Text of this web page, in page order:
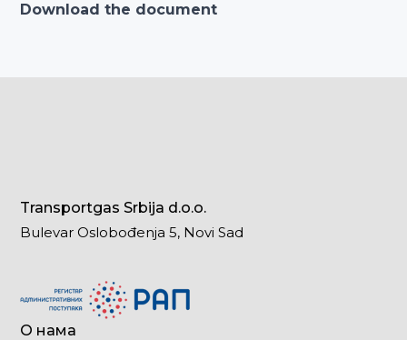
Download the document
Transportgas Srbija d.o.o.
Bulevar Oslobođenja 5, Novi Sad
О нама